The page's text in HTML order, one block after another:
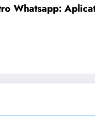
Whatsapp: